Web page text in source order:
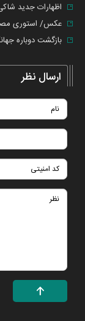
اظهارات جدید
عکس/ استوری
بازگشت دوباره
ارسال نظر